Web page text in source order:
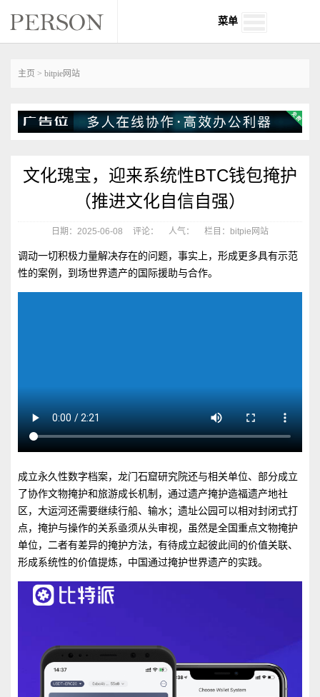
菜单
主页 > bitpie网站
文化瑰宝，迎来系统性BTC钱包掩护
（推进文化自信自强）
日期：2025-06-08 评论： 人气： 栏目：bitpie网站
调动一切积极力量解决存在的问题，事实上，形成更多具有示范
性的案例，到场世界遗产的国际援助与合作。
成立永久性数字档案，龙门石窟研究院还与相关单位、部分成立
了协作文物掩护和旅游成长机制，通过遗产掩护造福遗产地社
区，大运河还需要继续行船、输水；遗址公园可以相对封闭式打
点，掩护与操作的关系亟须从头审视，虽然是全国重点文物掩护
单位，二者有差异的掩护方法，有待成立起彼此间的价值关联、
形成系统性的价值提炼，中国通过掩护世界遗产的实践。